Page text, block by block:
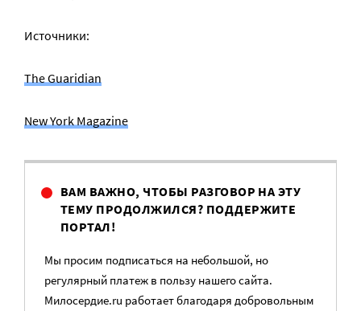
Источники:
The Guaridian
New York Magazine
ВАМ ВАЖНО, ЧТОБЫ РАЗГОВОР НА ЭТУ
ТЕМУ ПРОДОЛЖИЛСЯ? ПОДДЕРЖИТЕ
ПОРТАЛ!
Мы просим подписаться на небольшой, но
регулярный платеж в пользу нашего сайта.
Милосердие.ru работает благодаря добровольным